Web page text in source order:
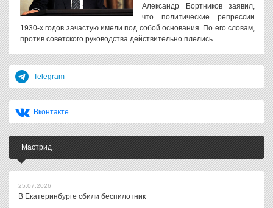
Александр Бортников заявил,
что политические репрессии
1930-х годов зачастую имели под собой основания. По его словам,
против советского руководства действительно плелись...
Telegram
Вконтакте
Мастрид
25.07.2026
В Екатеринбурге сбили беспилотник